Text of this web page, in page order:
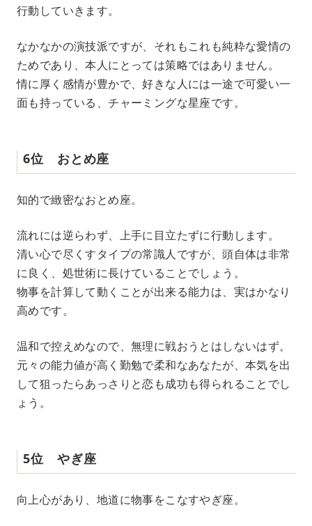
行動していきます。
なかなかの演技派ですが、それもこれも純粋な愛情の
ためであり、本人にとっては策略ではありません。
情に厚く感情が豊かで、好きな人には一途で可愛い一
面も持っている、チャーミングな星座です。
6位 おとめ座
知的で緻密なおとめ座。
流れには逆らわず、上手に目立たずに行動します。
清い心で尽くすタイプの常識人ですが、頭自体は非常
に良く、処世術に長けていることでしょう。
物事を計算して動くことが出来る能力は、実はかなり
高めです。
温和で控えめなので、無理に戦おうとはしないはず。
元々の能力値が高く勤勉で柔和なあなたが、本気を出
して狙ったらあっさりと恋も成功も得られることでし
ょう。
5位 やぎ座
向上心があり、地道に物事をこなすやぎ座。